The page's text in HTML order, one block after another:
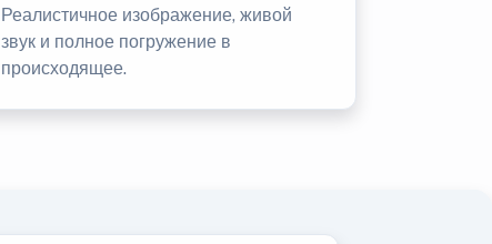
Реалистичное изображение, живой
звук и полное погружение в
происходящее.